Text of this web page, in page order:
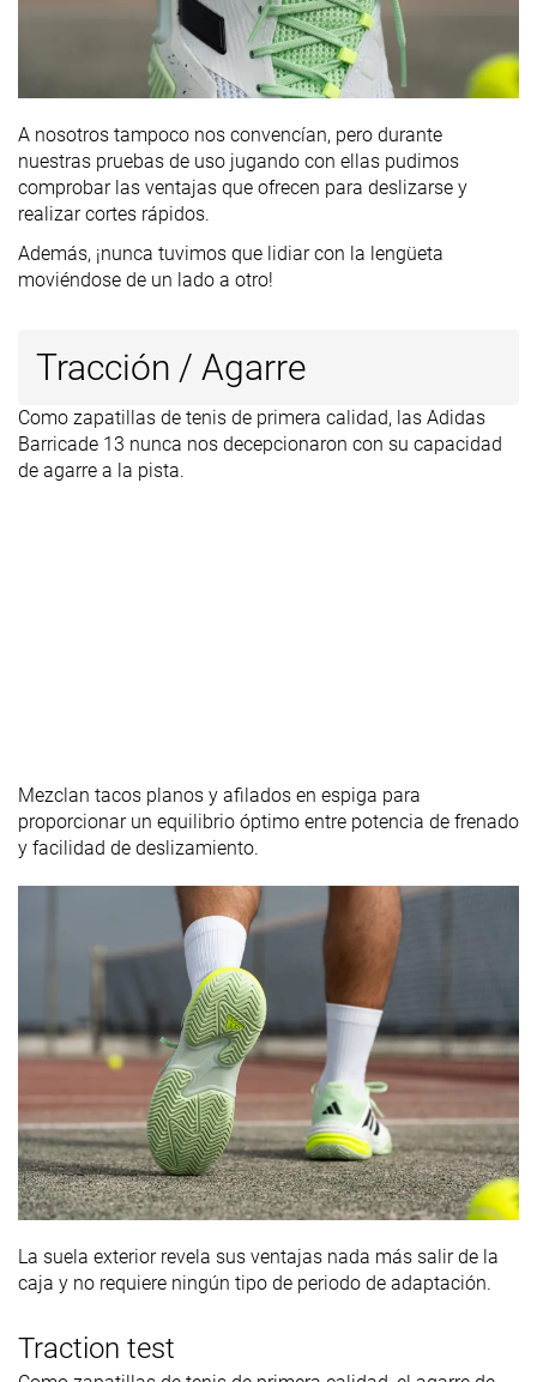
A nosotros tampoco nos convencían, pero durante
nuestras pruebas de uso jugando con ellas pudimos
comprobar las ventajas que ofrecen para deslizarse y
realizar cortes rápidos.
Además, ¡nunca tuvimos que lidiar con la lengüeta
moviéndose de un lado a otro!
Tracción / Agarre
Como zapatillas de tenis de primera calidad, las Adidas
Barricade 13 nunca nos decepcionaron con su capacidad
de agarre a la pista.
Mezclan tacos planos y afilados en espiga para
proporcionar un equilibrio óptimo entre potencia de frenado
y facilidad de deslizamiento.
La suela exterior revela sus ventajas nada más salir de la
caja y no requiere ningún tipo de periodo de adaptación.
Traction test